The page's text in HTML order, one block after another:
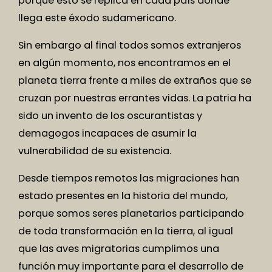
llega este éxodo sudamericano.
Sin embargo al final todos somos extranjeros
en algún momento, nos encontramos en el
planeta tierra frente a miles de extraños que se
cruzan por nuestras errantes vidas. La patria ha
sido un invento de los oscurantistas y
demagogos incapaces de asumir la
vulnerabilidad de su existencia.
Desde tiempos remotos las migraciones han
estado presentes en la historia del mundo,
porque somos seres planetarios participando
de toda transformación en la tierra, al igual
que las aves migratorias cumplimos una
función muy importante para el desarrollo de